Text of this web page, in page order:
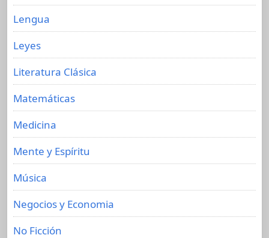
Lengua
Leyes
Literatura Clásica
Matemáticas
Medicina
Mente y Espíritu
Música
Negocios y Economia
No Ficción